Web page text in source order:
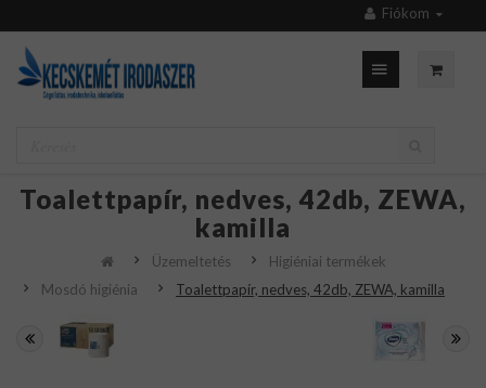
Fiókom
Toalettpapír, nedves, 42db, ZEWA,
kamilla
Üzemeltetés
Higiéniai termékek
Mosdó higiénia
Toalettpapír, nedves, 42db, ZEWA, kamilla